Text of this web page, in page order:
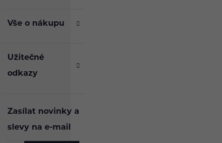
Vše o nákupu
Užitečné
odkazy
Zasílat novinky a
slevy na e-mail